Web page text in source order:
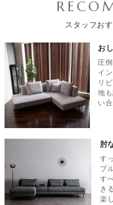
スタッフお
お
圧
イ
リ
地
い
肘
す
プ
す
き
楽